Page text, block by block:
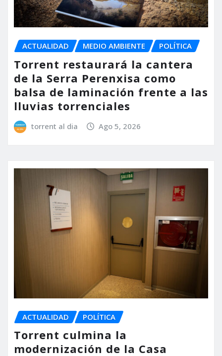
ACTUALIDAD MEDIO AMBIENTE POLÍTICA
Torrent restaurará la cantera
de la Serra Perenxisa como
balsa de laminación frente a las
lluvias torrenciales
torrent al dia Ago 5, 2026
ACTUALIDAD POLÍTICA
Torrent culmina la
modernización de la Casa